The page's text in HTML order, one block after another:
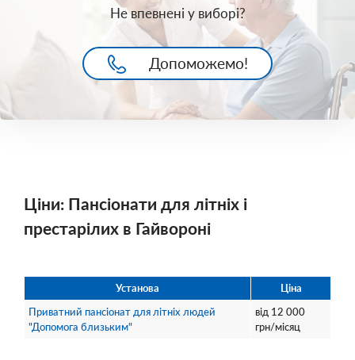
Не впевнені у виборі?
Допоможемо!
Ціни: Пансіонати для літніх і
престарілих в Гайвороні
Установа
Ціна
Приватний пансіонат для літніх людей
"Допомога близьким"
від 12 000
грн/місяц